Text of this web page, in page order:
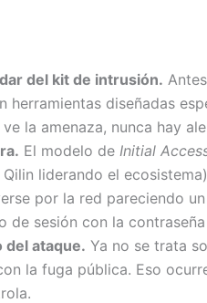
del kit de intrusión.
diseñadas
la amenaza, nunca hay
El modelo de Initial
liderando el
por la red pareciendo
de sesión con la
del ataque. Ya no se trata
la fuga pública. Eso